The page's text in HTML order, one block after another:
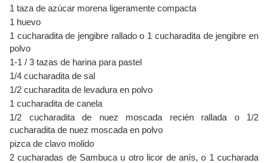
1 taza de azúcar morena ligeramente compacta
1 huevo
1 cucharadita de jengibre rallado o 1 cucharadita de jengibre en
polvo
1-1 / 3 tazas de harina para pastel
1/4 cucharadita de sal
1/2 cucharadita de levadura en polvo
1 cucharadita de canela
1/2 cucharadita de nuez moscada recién rallada o 1/2
cucharadita de nuez moscada en polvo
pizca de clavo molido
2 cucharadas de Sambuca u otro licor de anís, o 1 cucharada